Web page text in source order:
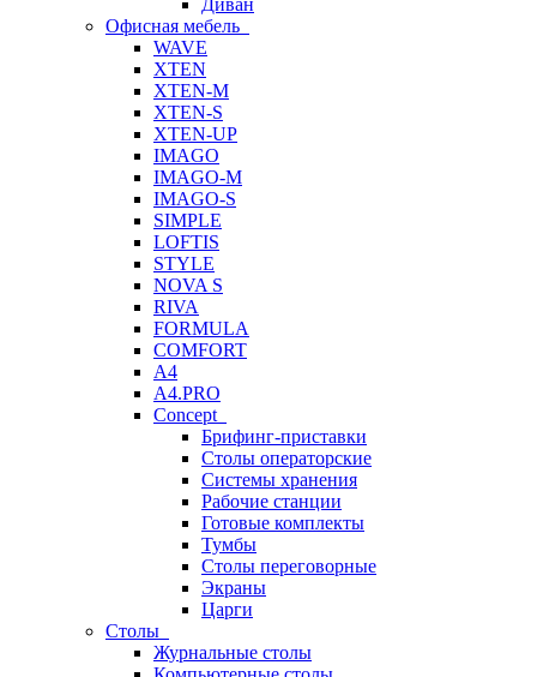
Диван
Офисная мебель
WAVE
XTEN
XTEN-M
XTEN-S
XTEN-UP
IMAGO
IMAGO-M
IMAGO-S
SIMPLE
LOFTIS
STYLE
NOVA S
RIVA
FORMULA
COMFORT
A4
A4.PRO
Concept
Брифинг-приставки
Столы операторские
Системы хранения
Рабочие станции
Готовые комплекты
Тумбы
Столы переговорные
Экраны
Царги
Столы
Журнальные столы